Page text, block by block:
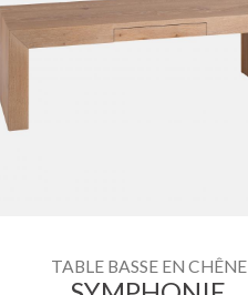
TABLE BASSE EN CHÊNE